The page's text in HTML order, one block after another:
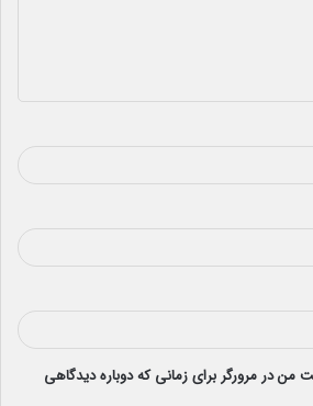
من در مرورگر برای زمانی که دوباره دیدگاهی